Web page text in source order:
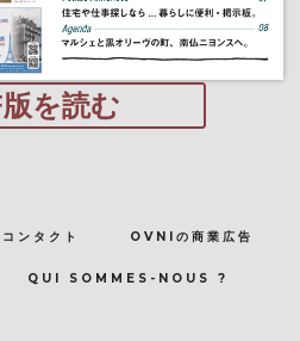
を読む
コンタクト OVNIの商業広告
QUI SOMMES-NOUS ?